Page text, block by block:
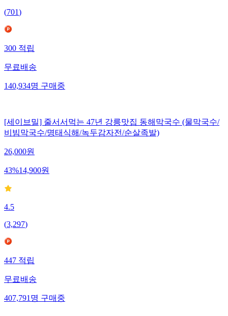
(701)
300 적립
무료배송
140,934명 구매중
[세이브밀] 줄서서먹는 47년 강릉맛집 동해막국수 (물막국수/
비빔막국수/명태식해/녹두감자전/순살족발)
26,000원
43%14,900원
4.5
(3,297)
447적립
무료배송
407,791명구매중